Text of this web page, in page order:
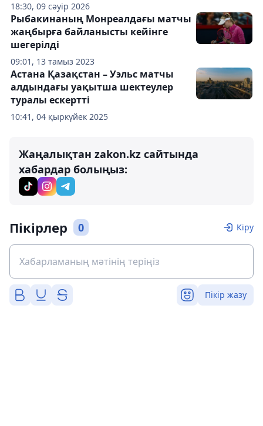
18:30, 09 сәуір 2026
09:01, 13 тамыз 2023
Рыбакинаның Монреалдағы матчы
жаңбырға байланысты кейінге
шегерілді
10:41, 04 қыркүйек 2025
Астана Қазақстан – Уэльс матчы
алдындағы уақытша шектеулер
туралы ескертті
Жаңалықтан zakon.kz сайтында
хабардар болыңыз:
Пікірлер 0 Кіру
Пікір жазу